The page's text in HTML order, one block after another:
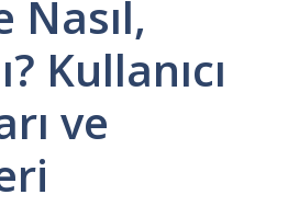
Nasıl,
Kullanıcı
ve